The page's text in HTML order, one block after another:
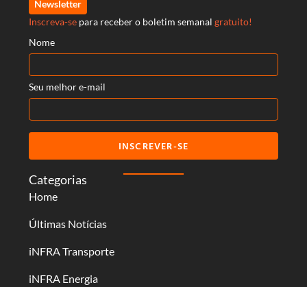
Categorias
Home
Últimas Notícias
iNFRA Transporte
iNFRA Energia
Newsletter
Inscreva-se para receber o boletim semanal gratuito!
Nome
Seu melhor e-mail
INSCREVER-SE